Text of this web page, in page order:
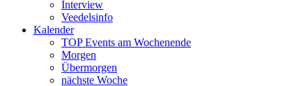
Interview
Veedelsinfo
Kalender
TOP Events am Wochenende
Morgen
Übermorgen
nächste Woche